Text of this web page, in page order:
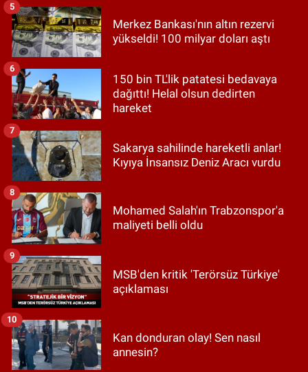
Merkez Bankası'nın altın rezervi
yükseldi! 100 milyar doları aştı
5
150 bin TL'lik patatesi bedavaya
dağıttı! Helal olsun dedirten
hareket
6
Sakarya sahilinde hareketli anlar!
Kıyıya İnsansız Deniz Aracı vurdu
7
Mohamed Salah'ın Trabzonspor'a
maliyeti belli oldu
8
MSB'den kritik 'Terörsüz Türkiye'
açıklaması
9
Kan donduran olay! Sen nasıl
annesin?
10